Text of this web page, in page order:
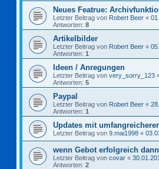
Neues Featrue:
Letzter Beitrag von Robert Beer «
Antworten: 8
Artikelbilder
Letzter Beitrag von Robert Beer «
Antworten: 1
Ideen / Anregungen
Letzter Beitrag von very_sorry_123
Antworten: 5
Paypal
Letzter Beitrag von Robert Beer «
Antworten: 1
Updates mit
Letzter Beitrag von 9.mai1998 «
wenn Gebot erfolgreich
Letzter Beitrag von covar «
Antworten: 2